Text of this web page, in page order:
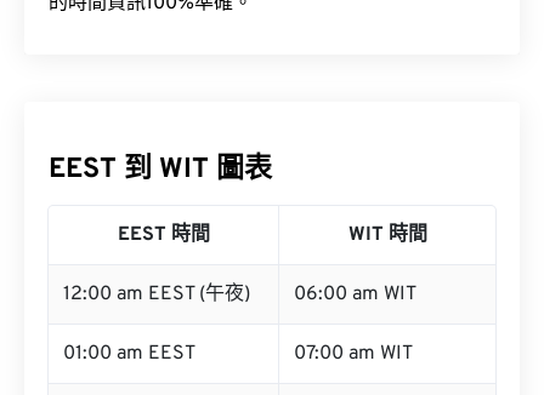
EEST 到 WIT 圖表
EEST 時間 WIT 時間
12:00 am EEST (午夜) 06:00 am WIT
01:00 am EEST 07:00 am WIT